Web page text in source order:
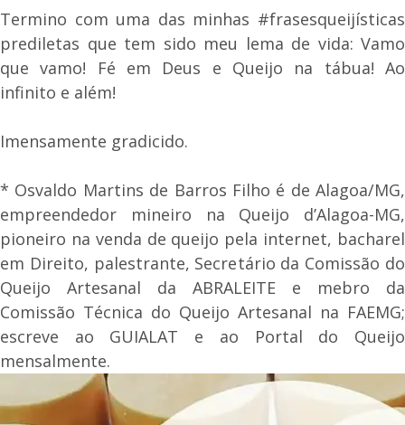
Termino com uma das minhas #frasesqueijísticas
prediletas que tem sido meu lema de vida: Vamo
que vamo! Fé em Deus e Queijo na tábua! Ao
infinito e além!
Imensamente gradicido.
* Osvaldo Martins de Barros Filho é de Alagoa/MG,
empreendedor mineiro na Queijo d’Alagoa-MG,
pioneiro na venda de queijo pela internet, bacharel
em Direito, palestrante, Secretário da Comissão do
Queijo Artesanal da ABRALEITE e mebro da
Comissão Técnica do Queijo Artesanal na FAEMG;
escreve ao GUIALAT e ao Portal do Queijo
mensalmente.